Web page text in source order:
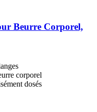
Beurre Corporel,
corporel
dosés